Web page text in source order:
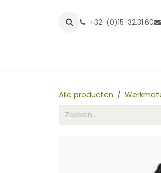
+32-(0)15-32.31.60
Alle producten